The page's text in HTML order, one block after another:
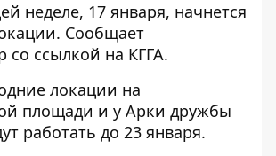
неделе, 17 января, начнется
Сообщает
со ссылкой на КГГА.
локации на
площади и у Арки дружбы
работать до 23 января.